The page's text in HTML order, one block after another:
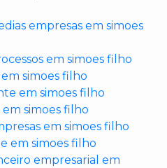
empresas em simoes
em simoes filho
simoes filho
em simoes filho
simoes filho
em simoes filho
em simoes filho
empresarial em